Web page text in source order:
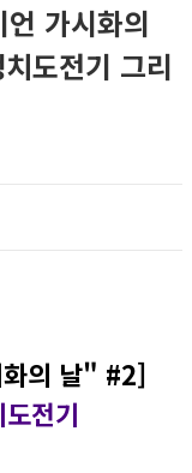
가시화의
도전기 그리
화의 날" #2]
전기